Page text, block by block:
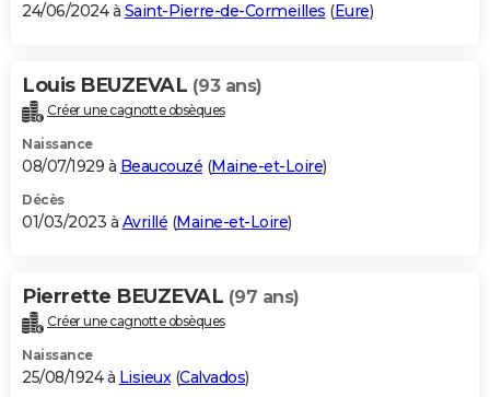
24/06/2024 à Saint-Pierre-de-Cormeilles (Eure)
Louis BEUZEVAL (93 ans)
Créer une cagnotte obsèques
Naissance
08/07/1929 à Beaucouzé (Maine-et-Loire)
Décès
01/03/2023 à Avrillé (Maine-et-Loire)
Pierrette BEUZEVAL (97 ans)
Créer une cagnotte obsèques
Naissance
25/08/1924 à Lisieux(Calvados)